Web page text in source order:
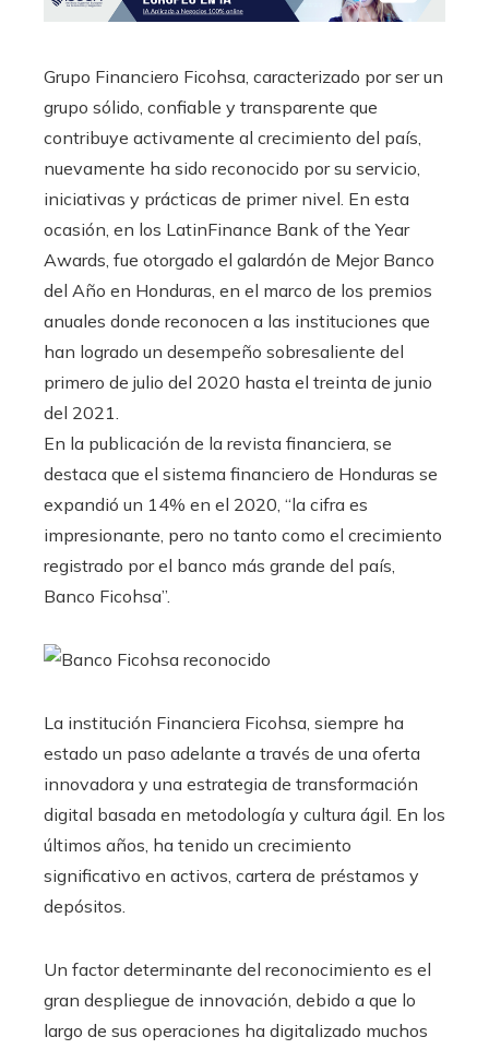
Grupo Financiero Ficohsa, caracterizado por ser un
grupo sólido, confiable y transparente que
contribuye activamente al crecimiento del país,
nuevamente ha sido reconocido por su servicio,
iniciativas y prácticas de primer nivel. En esta
ocasión, en los LatinFinance Bank of the Year
Awards, fue otorgado el galardón de Mejor Banco
del Año en Honduras, en el marco de los premios
anuales donde reconocen a las instituciones que
han logrado un desempeño sobresaliente del
primero de julio del 2020 hasta el treinta de junio
del 2021.
En la publicación de la revista financiera, se
destaca que el sistema financiero de Honduras se
expandió un 14% en el 2020, “la cifra es
impresionante, pero no tanto como el crecimiento
registrado por el banco más grande del país,
Banco Ficohsa”.
La institución Financiera Ficohsa, siempre ha
estado un paso adelante a través de una oferta
innovadora y una estrategia de transformación
digital basada en metodología y cultura ágil. En los
últimos años, ha tenido un crecimiento
significativo en activos, cartera de préstamos y
depósitos.
Un factor determinante del reconocimiento es el
gran despliegue de innovación, debido a que lo
largo de sus operaciones ha digitalizado muchos